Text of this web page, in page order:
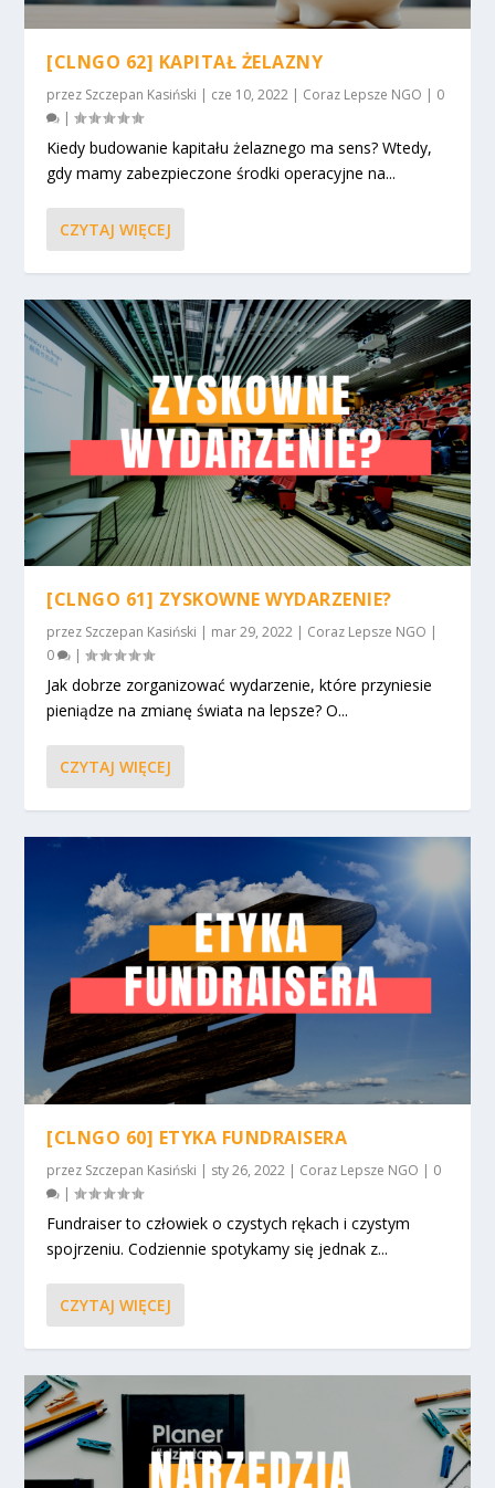
[CLNGO 62] KAPITAŁ ŻELAZNY
przez Szczepan Kasiński | cze 10, 2022 | Coraz Lepsze NGO | 0
|
Kiedy budowanie kapitału żelaznego ma sens? Wtedy,
gdy mamy zabezpieczone środki operacyjne na...
CZYTAJ WIĘCEJ
[CLNGO 61] ZYSKOWNE WYDARZENIE?
przez Szczepan Kasiński | mar 29, 2022 | Coraz Lepsze NGO |
0
|
Jak dobrze zorganizować wydarzenie, które przyniesie
pieniądze na zmianę świata na lepsze? O...
CZYTAJ WIĘCEJ
[CLNGO 60] ETYKA FUNDRAISERA
przez Szczepan Kasiński | sty 26, 2022 | Coraz Lepsze NGO | 0
|
Fundraiser to człowiek o czystych rękach i czystym
spojrzeniu. Codziennie spotykamy się jednak z...
CZYTAJ WIĘCEJ